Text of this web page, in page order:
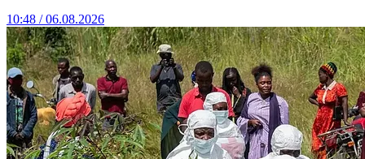
10:48 / 06.08.2026